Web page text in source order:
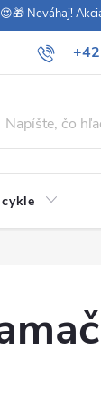
Neváhaj!